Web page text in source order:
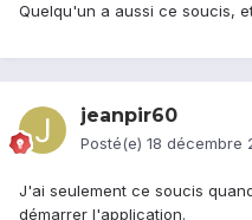
Quelqu'un a aussi ce soucis,
jeanpir60
Posté(e) 18 décembre
J'ai seulement ce soucis
démarrer l'application.